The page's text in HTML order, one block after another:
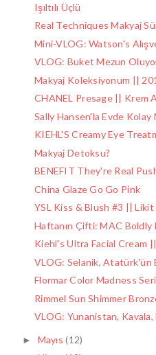
Işıltılı Üçlü
Real Techniques Makyaj
Mini-VLOG: Watson's
VLOG: Buket Mezun
Makyaj Koleksiyonum ||
CHANEL Presage || Krem
Sally Hansen'la Evde Kolay
KIEHL'S Creamy Eye
Makyaj Detoksu?
BENEFIT They're Real
China Glaze Go Go Pink
YSL Kiss & Blush #3 || Likit
Haftanın Çifti: MAC Boldly
Kiehl's Ultra Facial Cream
VLOG: Selanik, Atatürk'ün
Flormar Color Madness
Rimmel Sun Shimmer
VLOG: Yunanistan,
► Mayıs(12)